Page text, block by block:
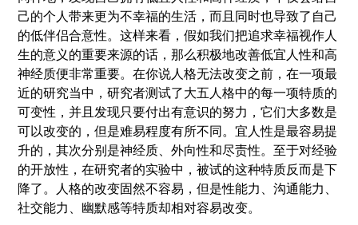
己的个人带来更为不幸福的生活，而且同时也导致了自己
的低伴侣合意性。这样来看，假如我们把追求幸福视作人
生的意义的重要来源的话，那么积极地改善低宜人性和高
神经质便非常重要。在你说人格无法改变之前，在一项最
近的研究当中，研究者测试了大五人格中的每一项特质的
可变性，并且发现只要付出有意识的努力，它们大多数是
可以改变的，但是难易程度有所不同。宜人性是最容易提
升的，其次分别是神经质、外向性和尽责性。至于对经验
的开放性，在研究者的实验中，被试的这种特质反而是下
降了。人格的改变固然不容易，但是性能力、沟通能力、
社交能力、幽默感等特质却相对容易改变。